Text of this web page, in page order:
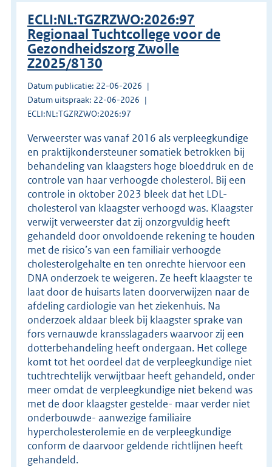
ECLI:NL:TGZRZWO:2026:97
Regionaal Tuchtcollege voor de
Gezondheidszorg Zwolle
Z2025/8130
Datum publicatie: 22-06-2026
Datum uitspraak: 22-06-2026
ECLI:NL:TGZRZWO:2026:97
Verweerster was vanaf 2016 als verpleegkundige
en praktijkondersteuner somatiek betrokken bij
behandeling van klaagsters hoge bloeddruk en de
controle van haar verhoogde cholesterol. Bij een
controle in oktober 2023 bleek dat het LDL-
cholesterol van klaagster verhoogd was. Klaagster
verwijt verweerster dat zij onzorgvuldig heeft
gehandeld door onvoldoende rekening te houden
met de risico’s van een familiair verhoogde
cholesterolgehalte en ten onrechte hiervoor een
DNA onderzoek te weigeren. Ze heeft klaagster te
laat door de huisarts laten doorverwijzen naar de
afdeling cardiologie van het ziekenhuis. Na
onderzoek aldaar bleek bij klaagster sprake van
fors vernauwde kransslagaders waarvoor zij een
dotterbehandeling heeft ondergaan. Het college
komt tot het oordeel dat de verpleegkundige niet
tuchtrechtelijk verwijtbaar heeft gehandeld, onder
meer omdat de verpleegkundige niet bekend was
met de door klaagster gestelde- maar verder niet
onderbouwde- aanwezige familiaire
hypercholesterolemie en de verpleegkundige
conform de daarvoor geldende richtlijnen heeft
gehandeld.